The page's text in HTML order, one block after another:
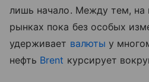
лишь начало. Между тем,
рынках пока без особых
удерживает валюты у
нефть Brent курсирует